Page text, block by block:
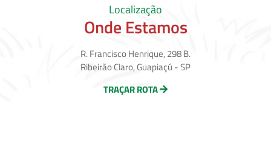
Localização
Onde Estamos
R. Francisco Henrique, 298 B.
Ribeirão Claro, Guapiaçú - SP
TRAÇAR ROTA